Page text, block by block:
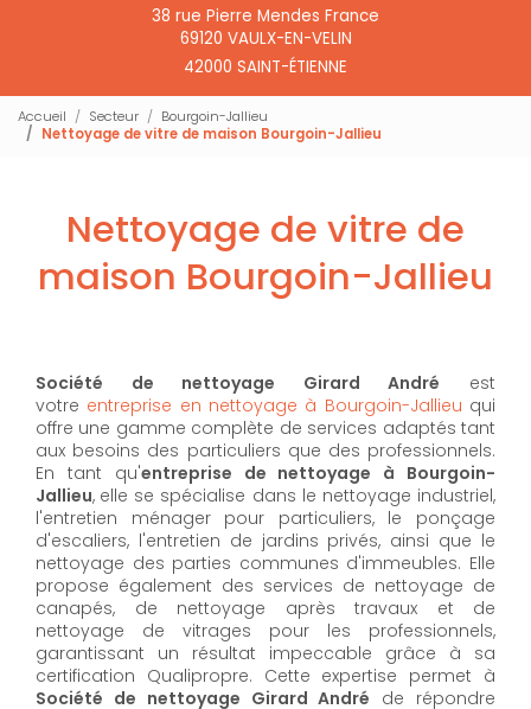
38 rue Pierre Mendes France
69120 VAULX-EN-VELIN
42000 SAINT-ÉTIENNE
Accueil Secteur
Bourgoin-Jallieu
Nettoyage de vitre de maison Bourgoin-Jallieu
Nettoyage de vitre de
maison Bourgoin-Jallieu
Société de nettoyage Girard André est
votre entreprise en nettoyage à Bourgoin-Jallieu qui
offre une gamme complète de services adaptés tant
aux besoins des particuliers que des professionnels.
En tant qu'entreprise de nettoyage à Bourgoin-
Jallieu, elle se spécialise dans le nettoyage industriel,
l'entretien ménager pour particuliers, le ponçage
d'escaliers, l'entretien de jardins privés, ainsi que le
nettoyage des parties communes d'immeubles. Elle
propose également des services de nettoyage de
canapés, de nettoyage après travaux et de
nettoyage de vitrages pour les professionnels,
garantissant un résultat impeccable grâce à sa
certification Qualipropre. Cette expertise permet à
Société de nettoyage Girard André de répondre